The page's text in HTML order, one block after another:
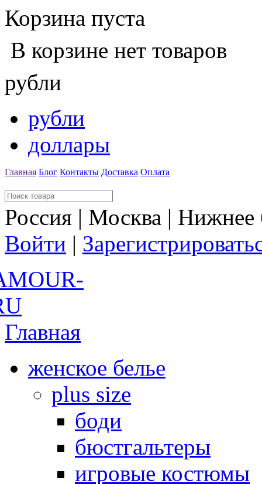
Корзина пуста
В корзине нет товаров
рубли
рубли
доллары
Главная Блог Контакты Доставка Оплата
Россия | Москва |
Войти |
Главная
женское белье
plus size
боди
бюстгальтеры
игровые костюмы